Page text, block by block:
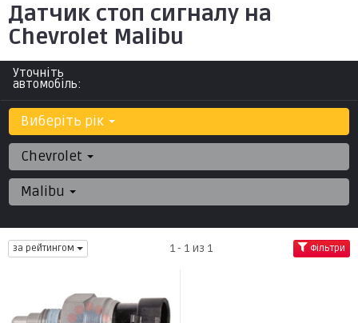
Датчик стоп сигналу на
Chevrolet Malibu
Уточніть
автомобіль:
Виберіть рік
Chevrolet
Malibu
за рейтингом 1 - 1 из 1 Фільтри